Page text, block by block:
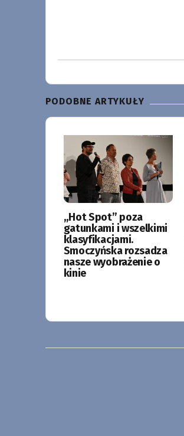
PODOBNE ARTYKUŁY
„Hot Spot” poza
gatunkami i wszelkimi
klasyfikacjami.
Smoczyńska rozsadza
nasze wyobrażenie o
kinie